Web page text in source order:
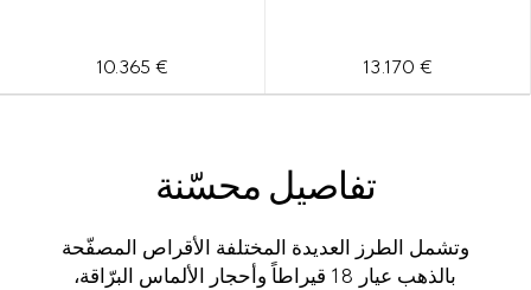
€ 13.170
€ 10.365
تفاصيل محسّنة
وتشمل الطرز العديدة المختلفة الأقراص المصفّحة
بالذهب عيار 18 قيراطاً وأحجار الألماس البرّاقة،